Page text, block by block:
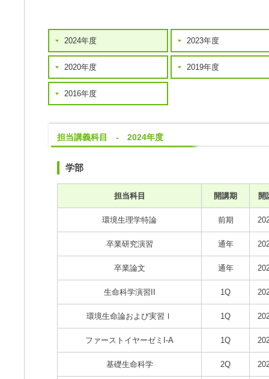
2024年度 2023年度
2020年度 2019年度
2016年度
担当講義科目 - 2024年度
学部
担当科目 開講期 開
環境生理学特論 前期
卒業研究演習 通年
卒業論文 通年
生命科学演習II 1Q
環境生命論および実習Ⅰ 1Q
ファーストイヤーゼミI-A 1Q
基礎生命科学 2Q